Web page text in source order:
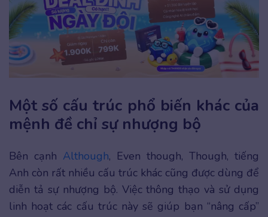
Một số cấu trúc phổ biến khác của
mệnh đề chỉ sự nhượng bộ
Bên cạnh Although, Even though, Though, tiếng
Anh còn rất nhiều cấu trúc khác cũng được dùng để
diễn tả sự nhượng bộ. Việc thông thạo và sử dụng
linh hoạt các cấu trúc này sẽ giúp bạn “nâng cấp”